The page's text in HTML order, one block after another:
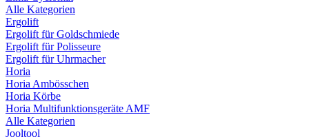
Alle Kategorien
Ergolift
Ergolift für Goldschmiede
Ergolift für Polisseure
Ergolift für Uhrmacher
Horia
Horia Ambösschen
Horia Körbe
Horia Multifunktionsgeräte AMF
Alle Kategorien
Jooltool